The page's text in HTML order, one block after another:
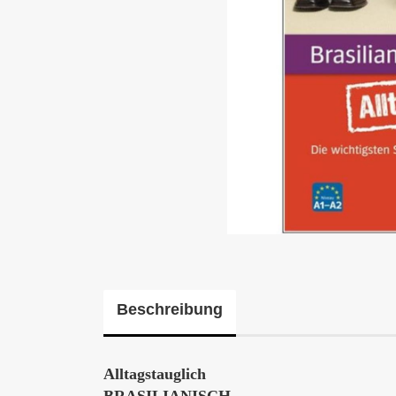
Beschreibung
Alltagstauglich